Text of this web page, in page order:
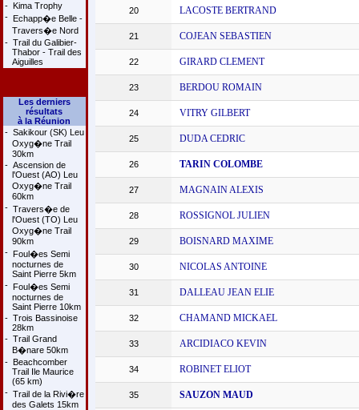
- Kima Trophy
- Echapp�e Belle -
Travers�e Nord
- Trail du Galibier-
Thabor - Trail des
Aiguilles
Les derniers
résultats
à la Réunion
- Sakikour (SK) Leu
Oxyg�ne Trail
30km
- Ascension de
l'Ouest (AO) Leu
Oxyg�ne Trail
60km
- Travers�e de
l'Ouest (TO) Leu
Oxyg�ne Trail
90km
- Foul�es Semi
nocturnes de
Saint Pierre 5km
- Foul�es Semi
nocturnes de
Saint Pierre 10km
- Trois Bassinoise
28km
- Trail Grand
B�nare 50km
- Beachcomber
Trail Ile Maurice
(65 km)
- Trail de la Rivi�re
des Galets 15km
20 LACOSTE BERTRAND
21 COJEAN SEBASTIEN
22 GIRARD CLEMENT
23 BERDOU ROMAIN
24 VITRY GILBERT
25 DUDA CEDRIC
26 TARIN COLOMBE
27 MAGNAIN ALEXIS
28 ROSSIGNOL JULIEN
29 BOISNARD MAXIME
30 NICOLAS ANTOINE
31 DALLEAU JEAN ELIE
32 CHAMAND MICKAEL
33 ARCIDIACO KEVIN
34 ROBINET ELIOT
35 SAUZON MAUD